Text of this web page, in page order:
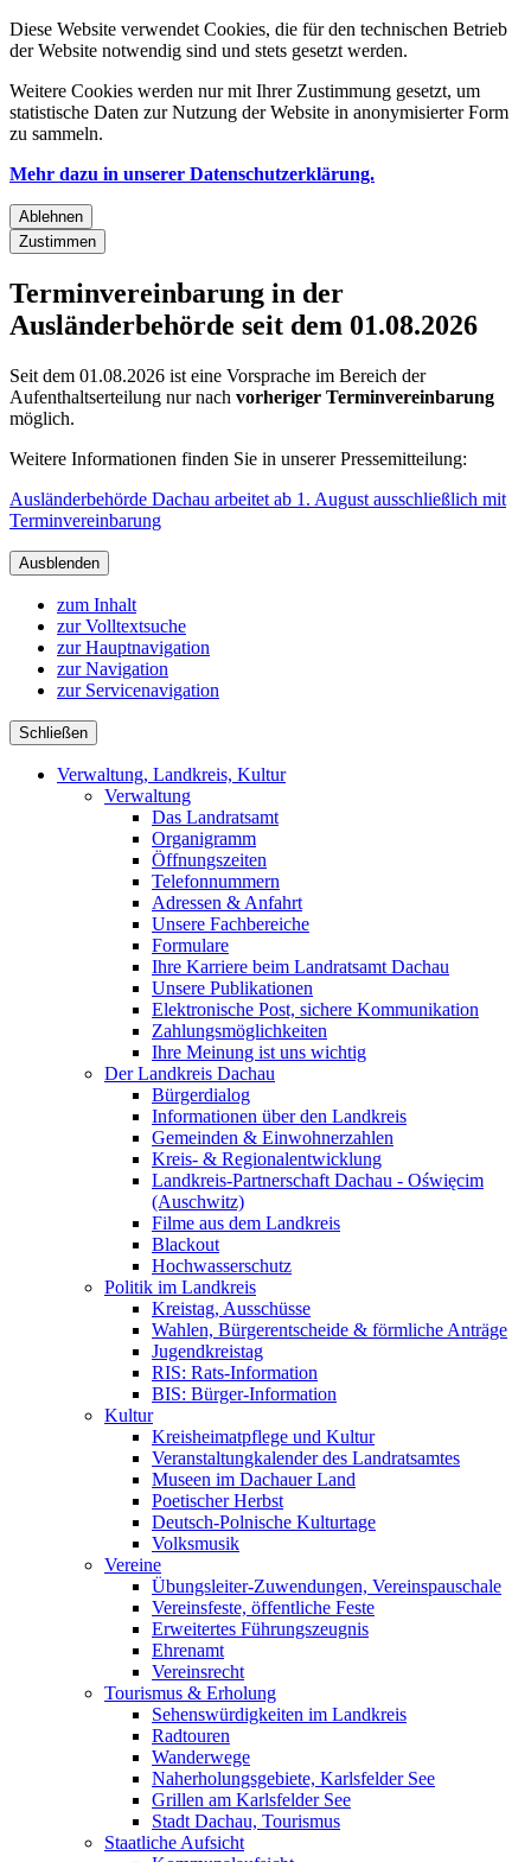
Diese Website verwendet Cookies, die für den technischen Betrieb
der Website notwendig sind und stets gesetzt werden.
Weitere Cookies werden nur mit Ihrer Zustimmung gesetzt, um
statistische Daten zur Nutzung der Website in anonymisierter Form
zu sammeln.
Mehr dazu in unserer Datenschutzerklärung.
Ablehnen
Zustimmen
Terminvereinbarung in der
Ausländerbehörde seit dem 01.08.2026
Seit dem 01.08.2026 ist eine Vorsprache im Bereich der
Aufenthaltserteilung nur nach vorheriger Terminvereinbarung
möglich.
Weitere Informationen finden Sie in unserer Pressemitteilung:
Ausländerbehörde Dachau arbeitet ab 1. August ausschließlich mit
Terminvereinbarung
Ausblenden
zum Inhalt
zur Volltextsuche
zur Hauptnavigation
zur Navigation
zur Servicenavigation
Schließen
Verwaltung, Landkreis, Kultur
Verwaltung
Das Landratsamt
Organigramm
Öffnungszeiten
Telefonnummern
Adressen & Anfahrt
Unsere Fachbereiche
Formulare
Ihre Karriere beim Landratsamt Dachau
Unsere Publikationen
Elektronische Post, sichere Kommunikation
Zahlungsmöglichkeiten
Ihre Meinung ist uns wichtig
Der Landkreis Dachau
Bürgerdialog
Informationen über den Landkreis
Gemeinden & Einwohnerzahlen
Kreis- & Regionalentwicklung
Landkreis-Partnerschaft Dachau - Oświęcim
(Auschwitz)
Filme aus dem Landkreis
Blackout
Hochwasserschutz
Politik im Landkreis
Kreistag, Ausschüsse
Wahlen, Bürgerentscheide & förmliche Anträge
Jugendkreistag
RIS: Rats-Information
BIS: Bürger-Information
Kultur
Kreisheimatpflege und Kultur
Veranstaltungkalender des Landratsamtes
Museen im Dachauer Land
Poetischer Herbst
Deutsch-Polnische Kulturtage
Volksmusik
Vereine
Übungsleiter-Zuwendungen, Vereinspauschale
Vereinsfeste, öffentliche Feste
Erweitertes Führungszeugnis
Ehrenamt
Vereinsrecht
Tourismus & Erholung
Sehenswürdigkeiten im Landkreis
Radtouren
Wanderwege
Naherholungsgebiete, Karlsfelder See
Grillen am Karlsfelder See
Stadt Dachau, Tourismus
Staatliche Aufsicht